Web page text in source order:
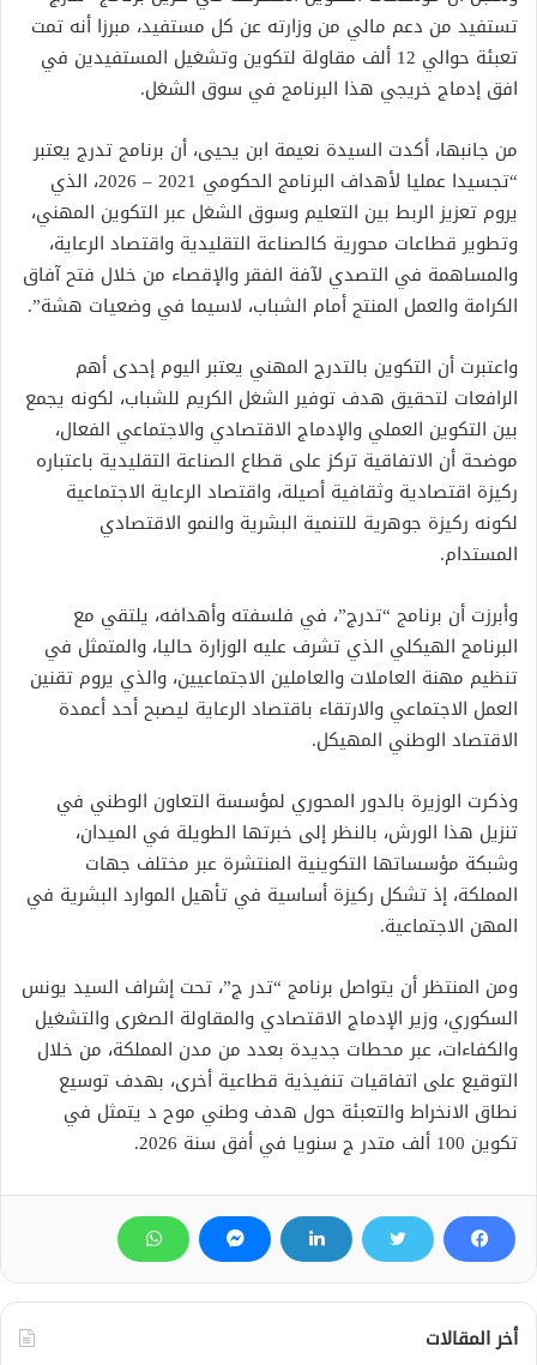
تستفيد من دعم مالي من وزارته عن كل مستفيد، مبرزا أنه تمت
تعبئة حوالي 12 ألف مقاولة لتكوين وتشغيل المستفيدين في
افق إدماج خريجي هذا البرنامج في سوق الشغل.
من جانبها، أكدت السيدة نعيمة ابن يحيى، أن برنامج تدرج يعتبر
“تجسيدا عمليا لأهداف البرنامج الحكومي 2021 – 2026، الذي
يروم تعزيز الربط بين التعليم وسوق الشغل عبر التكوين المهني،
وتطوير قطاعات محورية كالصناعة التقليدية واقتصاد الرعاية،
والمساهمة في التصدي لآفة الفقر والإقصاء من خلال فتح آفاق
الكرامة والعمل المنتج أمام الشباب، لاسيما في وضعيات هشة”.
واعتبرت أن التكوين بالتدرج المهني يعتبر اليوم إحدى أهم
الرافعات لتحقيق هدف توفير الشغل الكريم للشباب، لكونه يجمع
بين التكوين العملي والإدماج الاقتصادي والاجتماعي الفعال،
موضحة أن الاتفاقية تركز على قطاع الصناعة التقليدية باعتباره
ركيزة اقتصادية وثقافية أصيلة، واقتصاد الرعاية الاجتماعية
لكونه ركيزة جوهرية للتنمية البشرية والنمو الاقتصادي
المستدام.
وأبرزت أن برنامج “تدرج”، في فلسفته وأهدافه، يلتقي مع
البرنامج الهيكلي الذي تشرف عليه الوزارة حاليا، والمتمثل في
تنظيم مهنة العاملات والعاملين الاجتماعيين، والذي يروم تقنين
العمل الاجتماعي والارتقاء باقتصاد الرعاية ليصبح أحد أعمدة
الاقتصاد الوطني المهيكل.
وذكرت الوزيرة بالدور المحوري لمؤسسة التعاون الوطني في
تنزيل هذا الورش، بالنظر إلى خبرتها الطويلة في الميدان،
وشبكة مؤسساتها التكوينية المنتشرة عبر مختلف جهات
المملكة، إذ تشكل ركيزة أساسية في تأهيل الموارد البشرية في
المهن الاجتماعية.
ومن المنتظر أن يتواصل برنامج “تدر ج”، تحت إشراف السيد يونس
السكوري، وزير الإدماج الاقتصادي والمقاولة الصغرى والتشغيل
والكفاءات، عبر محطات جديدة بعدد من مدن المملكة، من خلال
التوقيع على اتفاقيات تنفيذية قطاعية أخرى، بهدف توسيع
نطاق الانخراط والتعبئة حول هدف وطني موح د يتمثل في
تكوين 100 ألف متدر ج سنويا في أفق سنة 2026.
أخر المقالات